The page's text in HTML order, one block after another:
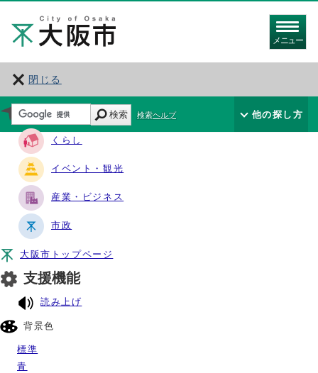
メニュー
閉じる
サイト・ナビ
くらし
イベント・観光
産業・ビジネス
市政
大阪市トップページ
支援機能
読み上げ
背景色
標準
青
検索 検索ヘルプ 他の探し方